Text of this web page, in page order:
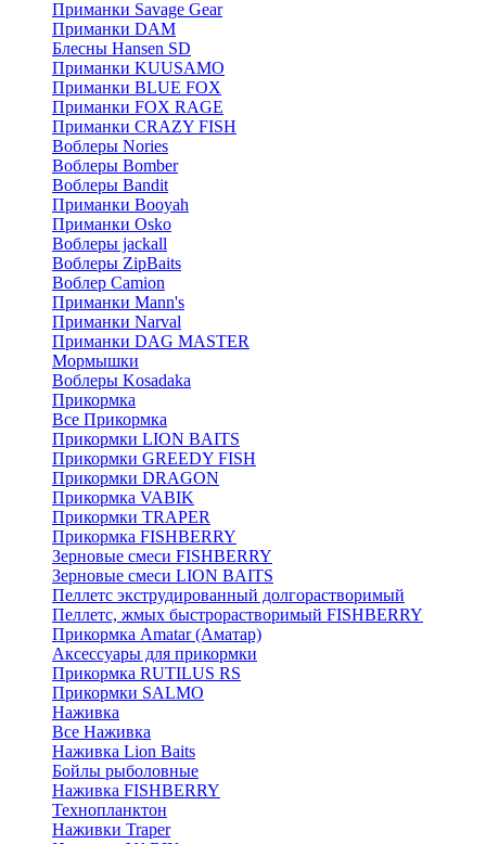
Приманки Savage Gear
Приманки DAM
Блесны Hansen SD
Приманки KUUSAMO
Приманки BLUE FOX
Приманки FOX RAGE
Приманки CRAZY FISH
Воблеры Nories
Воблеры Bomber
Воблеры Bandit
Приманки Booyah
Приманки Osko
Воблеры jackall
Воблеры ZipBaits
Воблер Camion
Приманки Mann's
Приманки Narval
Приманки DAG MASTER
Мормышки
Воблеры Kosadaka
Прикормка
Все Прикормка
Прикормки LION BAITS
Прикормки GREEDY FISH
Прикормки DRAGON
Прикормка VABIK
Прикормки TRAPER
Прикормка FISHBERRY
Зерновые смеси FISHBERRY
Зерновые смеси LION BAITS
Пеллетс экструдированный долгорастворимый
Пеллетс, жмых быстрорастворимый FISHBERRY
Прикормка Amatar (Аматар)
Аксессуары для прикормки
Прикормка RUTILUS RS
Прикормки SALMO
Наживка
Все Наживка
Наживка Lion Baits
Бойлы рыболовные
Наживка FISHBERRY
Технопланктон
Наживки Traper